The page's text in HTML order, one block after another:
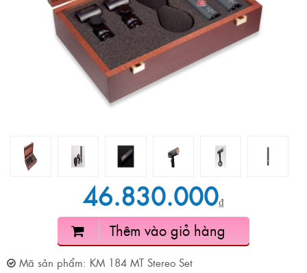
46.830.000₫
Thêm vào giỏ hàng
Mã sản phẩm: KM 184 MT Stereo Set